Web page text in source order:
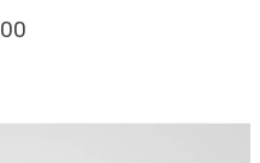
00